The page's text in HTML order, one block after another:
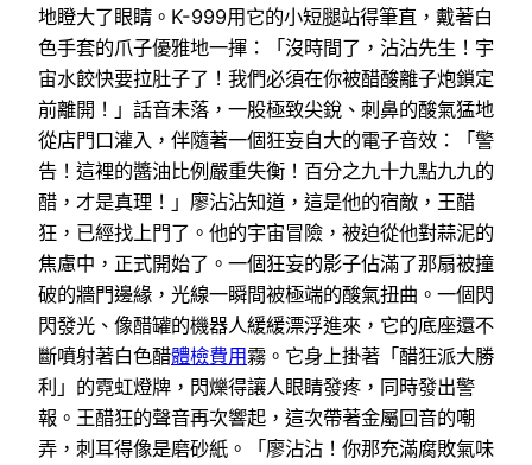
地瞪大了眼睛。K-999用它的小短腿站得筆直，戴著白
色手套的爪子優雅地一揮：「沒時間了，沾沾先生！宇
宙水餃快要拉肚子了！我們必須在你被醋酸離子炮鎖定
前離開！」話音未落，一股極致尖銳、刺鼻的酸氣猛地
從店門口灌入，伴隨著一個狂妄自大的電子音效：「警
告！這裡的醬油比例嚴重失衡！百分之九十九點九九的
醋，才是真理！」廖沾沾知道，這是他的宿敵，王醋
狂，已經找上門了。他的宇宙冒險，被迫從他對蒜泥的
焦慮中，正式開始了。一個狂妄的影子佔滿了那扇被撞
破的牆門邊緣，光線一瞬間被極端的酸氣扭曲。一個閃
閃發光、像醋罐的機器人緩緩漂浮進來，它的底座還不
斷噴射著白色醋體檢費用霧。它身上掛著「醋狂派大勝
利」的霓虹燈牌，閃爍得讓人眼睛發疼，同時發出警
報。王醋狂的聲音再次響起，這次帶著金屬回音的嘲
弄，刺耳得像是磨砂紙。「廖沾沾！你那充滿腐敗氣味